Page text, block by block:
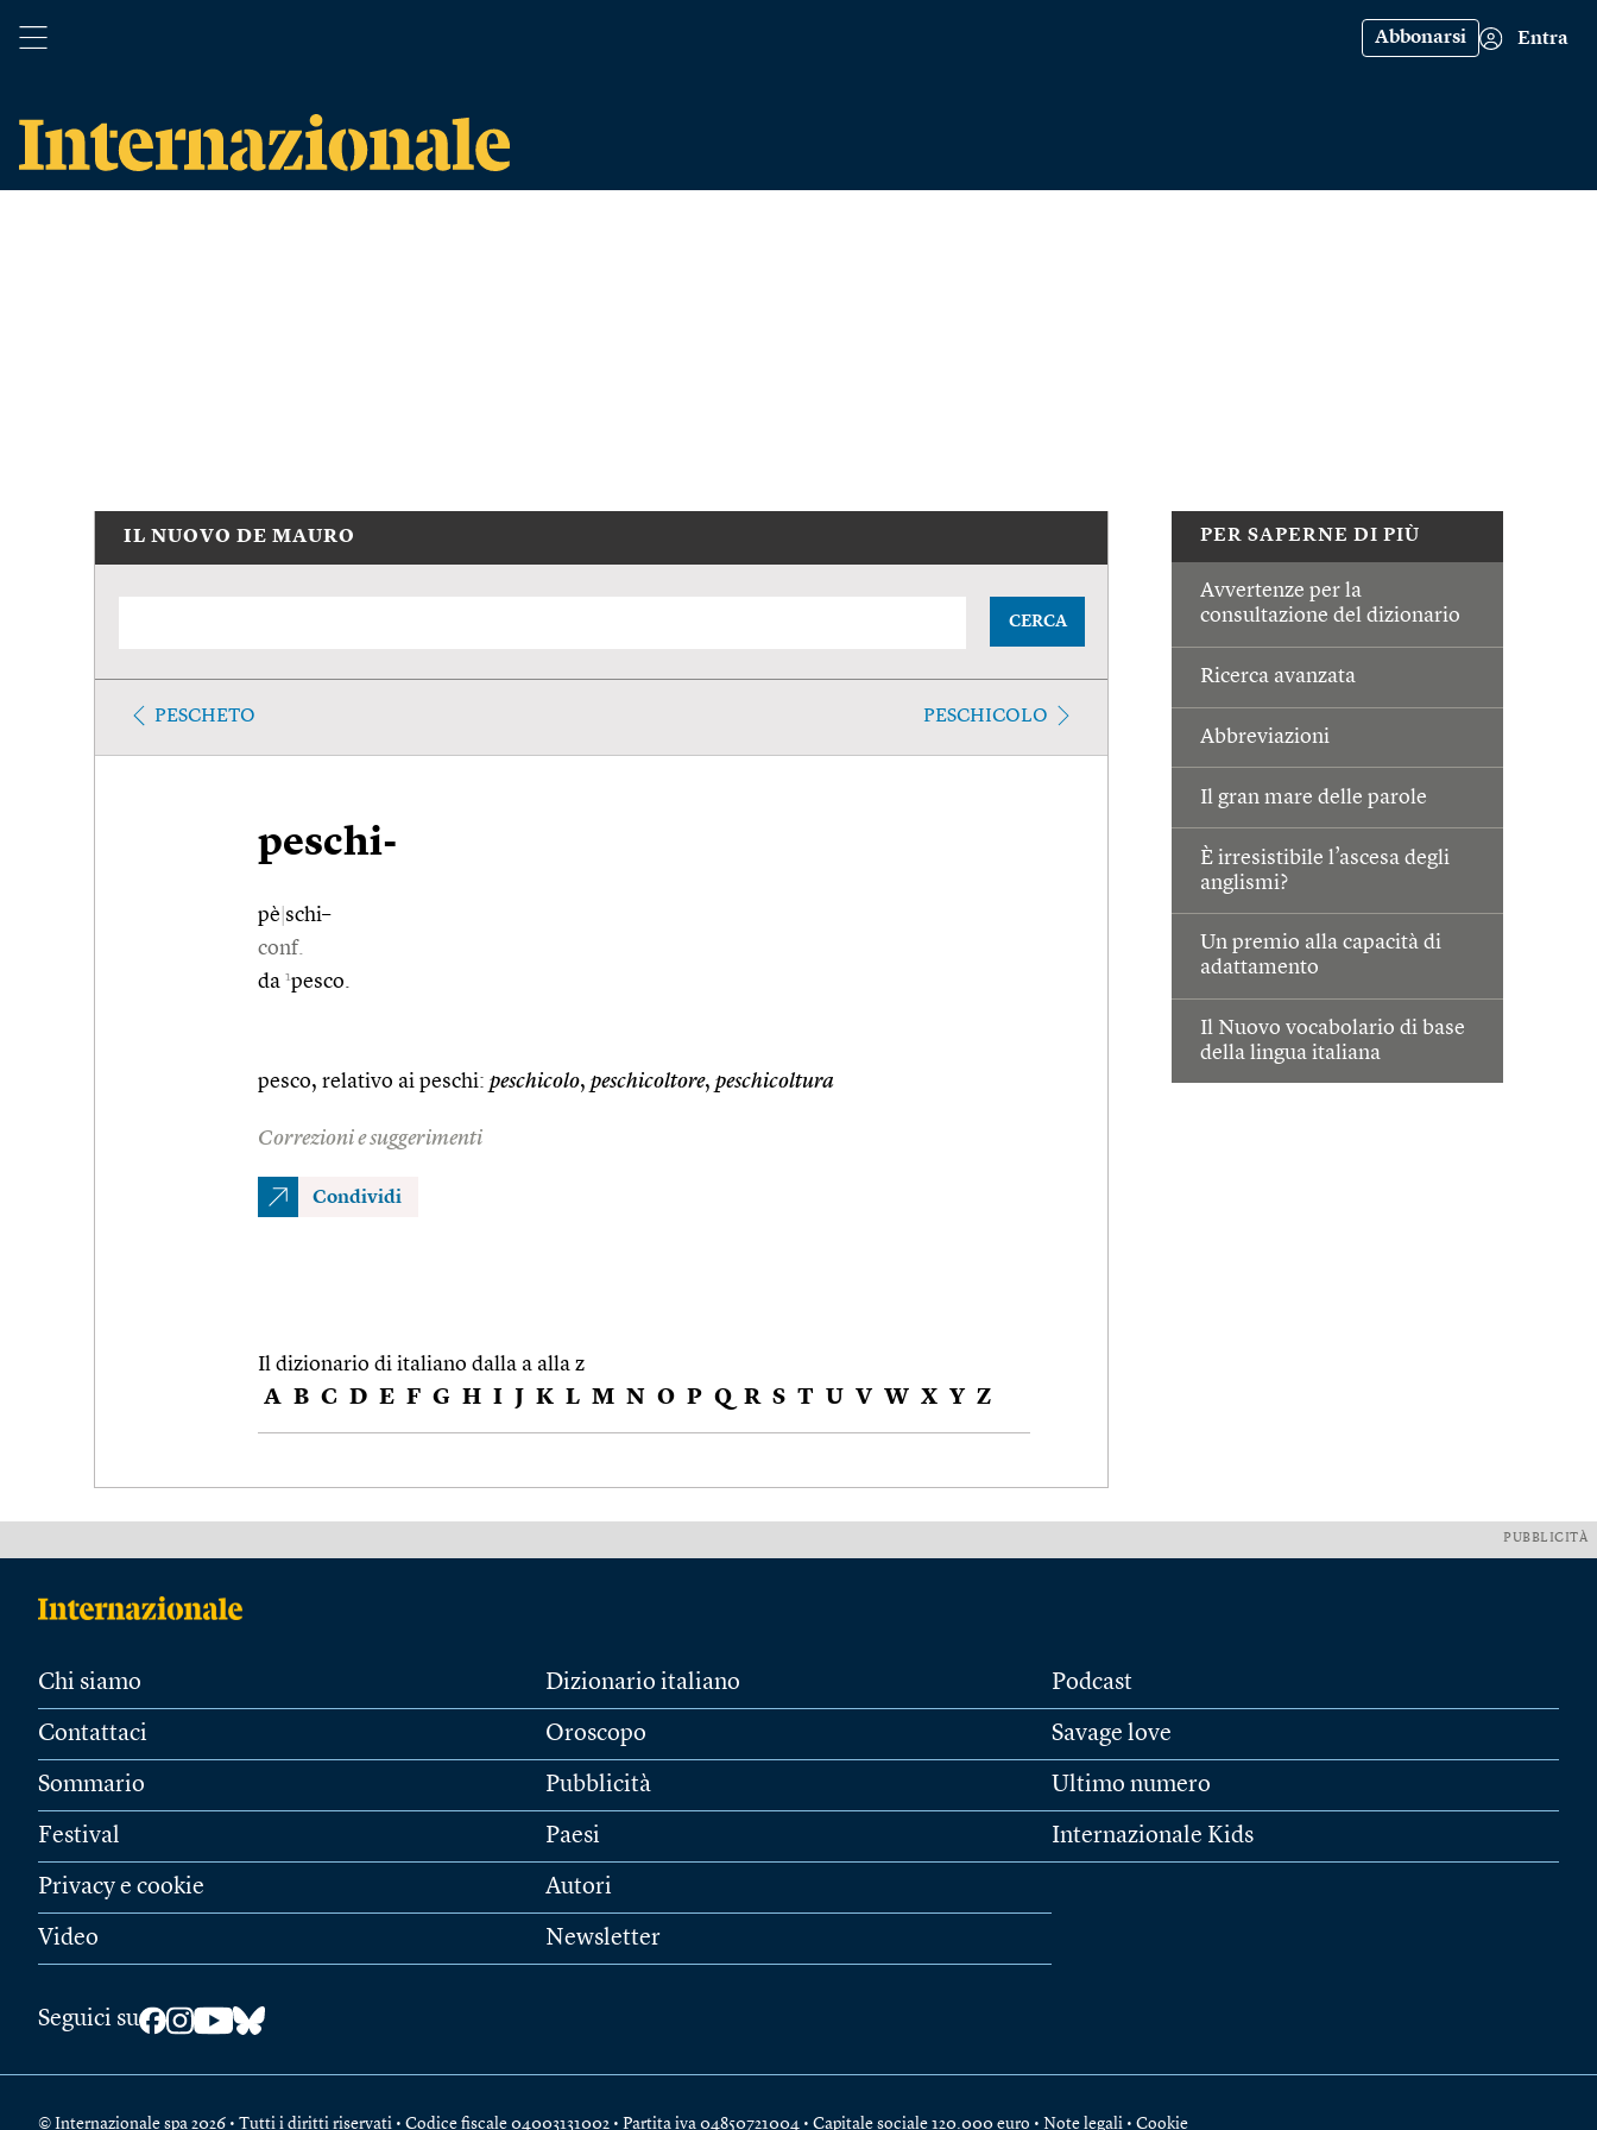
Abbonarsi Entra
PER SAPERNE DI PIÙ
Avvertenze per la
consultazione del dizionario
Ricerca avanzata
Abbreviazioni
Il gran mare delle parole
È irresistibile l’ascesa degli
anglismi?
Un premio alla capacità di
adattamento
Il Nuovo vocabolario di base
della lingua italiana
IL NUOVO DE MAURO
CERCA
PESCHETO PESCHICOLO
peschi-
pè schi–
conf.
da 1pesco.
pesco, relativo ai peschi: peschicolo, peschicoltore, peschicoltura
Correzioni e suggerimenti
Condividi
Il dizionario di italiano dalla a alla z
A B C D E F G H I J K L M N O P Q R S T U V W X Y Z
PUBBLICITÀ
Chi siamo
Contattaci
Sommario
Festival
Privacy e cookie
Video
Dizionario italiano
Oroscopo
Pubblicità
Paesi
Autori
Newsletter
Podcast
Savage love
Ultimo numero
Internazionale Kids
Seguici su
© Internazionale spa 2026 • Tutti i diritti riservati • Codice fiscale 04003131002 • Partita iva 04850721004 • Capitale sociale 120.000 euro • Note legali • Cookie